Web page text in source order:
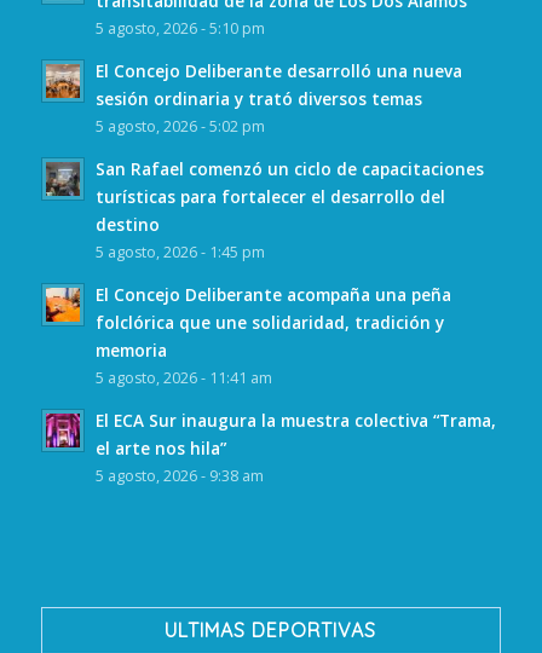
5 agosto, 2026 - 5:10 pm
El Concejo Deliberante desarrolló una nueva
sesión ordinaria y trató diversos temas
5 agosto, 2026 - 5:02 pm
San Rafael comenzó un ciclo de capacitaciones
turísticas para fortalecer el desarrollo del
destino
5 agosto, 2026 - 1:45 pm
El Concejo Deliberante acompaña una peña
folclórica que une solidaridad, tradición y
memoria
5 agosto, 2026 - 11:41 am
El ECA Sur inaugura la muestra colectiva “Trama,
el arte nos hila”
5 agosto, 2026 - 9:38 am
ULTIMAS DEPORTIVAS